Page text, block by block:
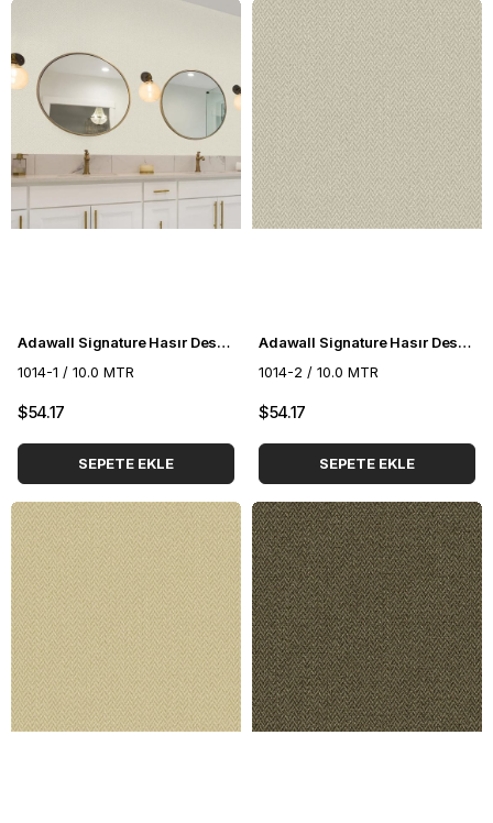
Adawall Signature Hasır Desenli Duvar Kağıdı 1014-1
1014-1 / 10.0 MTR
$54.17
SEPETE EKLE
Adawall Signature Hasır Desenli Duvar Kağıdı 1014-2
1014-2 / 10.0 MTR
$54.17
SEPETE EKLE